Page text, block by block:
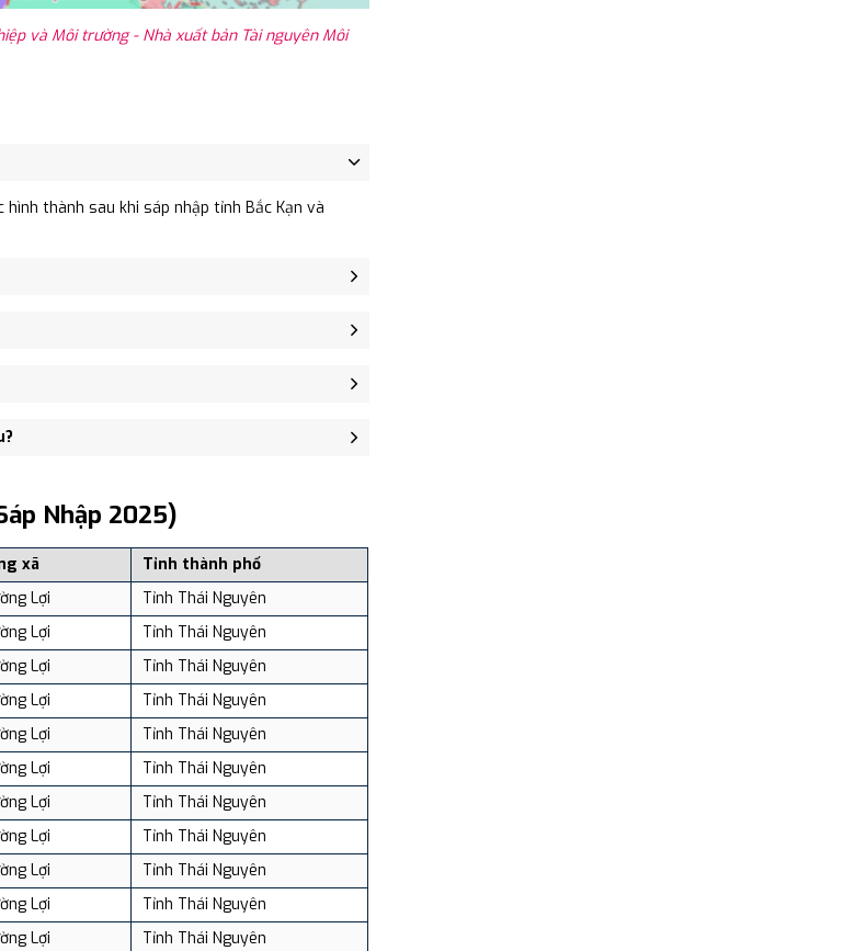
và Môi trường - Nhà xuất bản Tài nguyên Môi
thành sau khi sáp nhập tỉnh Bắc Kạn và
Lợi.
UBND xã Cường Lợi - trung tâm khu vực thuận
số: Khoảng 48.63 người/km²
Nhập 2025)
xã
Tỉnh thành phố
Lợi
Tỉnh Thái Nguyên
Lợi
Tỉnh Thái Nguyên
Lợi
Tỉnh Thái Nguyên
Lợi
Tỉnh Thái Nguyên
Lợi
Tỉnh Thái Nguyên
Lợi
Tỉnh Thái Nguyên
Lợi
Tỉnh Thái Nguyên
Lợi
Tỉnh Thái Nguyên
Lợi
Tỉnh Thái Nguyên
Lợi
Tỉnh Thái Nguyên
Lợi
Tỉnh Thái Nguyên